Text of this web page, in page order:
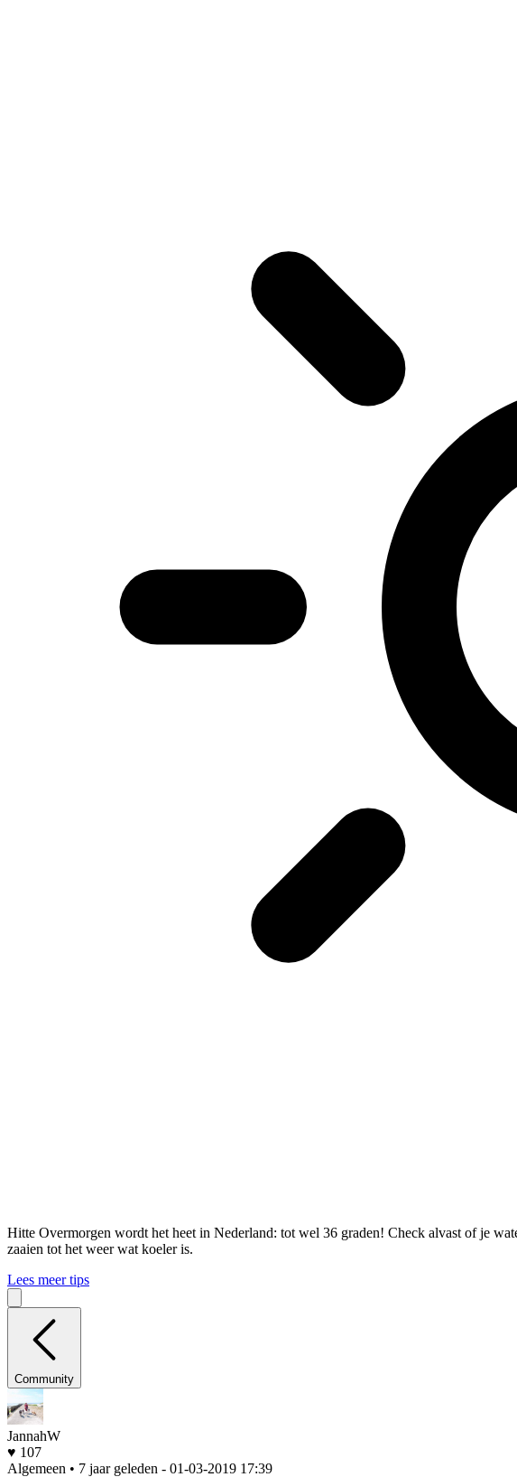
Hitte Overmorgen wordt het heet in Nederland: tot wel 36 graden! Check alvast of je
zaaien tot het weer wat koeler is.
Lees meer tips
Community
JannahW
♥ 107
Algemeen • 7 jaar geleden - 01-03-2019 17:39